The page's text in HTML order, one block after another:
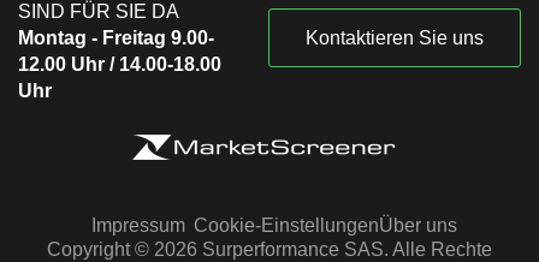
SIND FÜR SIE DA
Montag - Freitag 9.00-
12.00 Uhr / 14.00-18.00
Uhr
Kontaktieren Sie uns
Impressum Cookie-EinstellungenÜber uns
Copyright © 2026 Surperformance SAS. Alle Rechte